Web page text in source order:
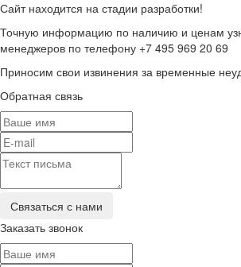
Сайт находится на стадии разработки!
Точную информацию по наличию и ценам
менеджеров по телефону +7 495 969 20 69
Приносим свои извинения за временные
Обратная связь
Заказать звонок